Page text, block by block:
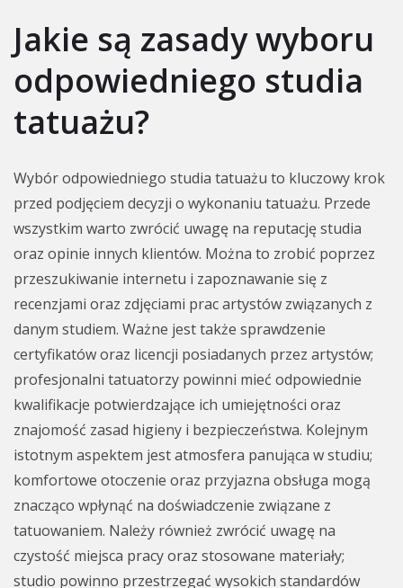
Jakie są zasady wyboru
odpowiedniego studia
tatuażu?
Wybór odpowiedniego studia tatuażu to kluczowy krok
przed podjęciem decyzji o wykonaniu tatuażu. Przede
wszystkim warto zwrócić uwagę na reputację studia
oraz opinie innych klientów. Można to zrobić poprzez
przeszukiwanie internetu i zapoznawanie się z
recenzjami oraz zdjęciami prac artystów związanych z
danym studiem. Ważne jest także sprawdzenie
certyfikatów oraz licencji posiadanych przez artystów;
profesjonalni tatuatorzy powinni mieć odpowiednie
kwalifikacje potwierdzające ich umiejętności oraz
znajomość zasad higieny i bezpieczeństwa. Kolejnym
istotnym aspektem jest atmosfera panująca w studiu;
komfortowe otoczenie oraz przyjazna obsługa mogą
znacząco wpłynąć na doświadczenie związane z
tatuowaniem. Należy również zwrócić uwagę na
czystość miejsca pracy oraz stosowane materiały;
studio powinno przestrzegać wysokich standardów